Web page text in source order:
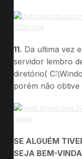
11. Da ultima vez
servidor lembro
diretório(
porém não obtive
SE ALGUÉM
SEJA BEM-VINDA